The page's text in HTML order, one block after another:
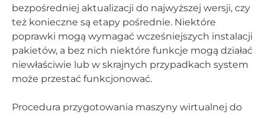
bezpośredniej aktualizacji do najwyższej wersji, czy
też konieczne są etapy pośrednie. Niektóre
poprawki mogą wymagać wcześniejszych instalacji
pakietów, a bez nich niektóre funkcje mogą działać
niewłaściwie lub w skrajnych przypadkach system
może przestać funkcjonować.
Procedura przygotowania maszyny wirtualnej do